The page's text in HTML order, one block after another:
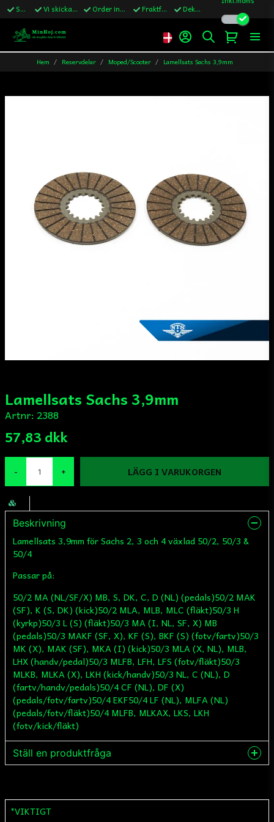
Snabba leveranser Vi skickar till Sverige,Danmark & Finland Order innan kl.13 skickas samma vardag Fraktfritt över 1200kr till Sverige Dekaler ingår i alla ordrar
Hem Reservdelar Moped/Scooter Lamellsats Sachs 3,9mm
Lamellsats Sachs 3,9mm
Artnr: 2388
57,83 dkk
- + LÄGG I VARUKORGEN
Beskrivning
Lamellsats 3,9mm för Sachs 2, 3 och 4 växlad 50/2, 50/3 &
50/4
Passar på:
50/2 MA (NL/SF/X) MB, S, DK, C, D (NL) (pedals)50/2 MAK
(SF), K (S, DK) (kick)50/2 MLA, MLB, MLC (fläkt)50/3 H
(kyrkp)50/3 L (S) (fläkt)50/3 MA (I, NL, SF, X) MB
(pedals)50/3 MAKF (SF, X), KF (S), BKF (S) (fotv/fartv)50/3
MK (X), MAK (SF), MKA (I) (kick)50/3 MLA (X, NL), MLB,
LHX (handv/pedal)50/3 MLFB, LFH, LFS (fotv/fläkt)50/3
MLKB, MLKA (X), LKH (kick/handv)50/3 NL, C (NL), D
(fartv/handv/pedals)50/4 CF (NL), DF (X)
(pedals/fotv/fartv)50/4 EKF50/4 LF (NL), MLFA (NL)
(pedals/fotv/fläkt)50/4 MLFB, MLKAX, LKS, LKH
(fotv/kick/fläkt)
Ställ en produktfråga
*VIKTIGT